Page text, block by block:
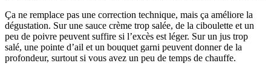
Ça ne remplace pas une correction technique, mais ça améliore la
dégustation. Sur une sauce crème trop salée, de la ciboulette et un
peu de poivre peuvent suffire si l’excès est léger. Sur un jus trop
salé, une pointe d’ail et un bouquet garni peuvent donner de la
profondeur, surtout si vous avez un peu de temps de chauffe.